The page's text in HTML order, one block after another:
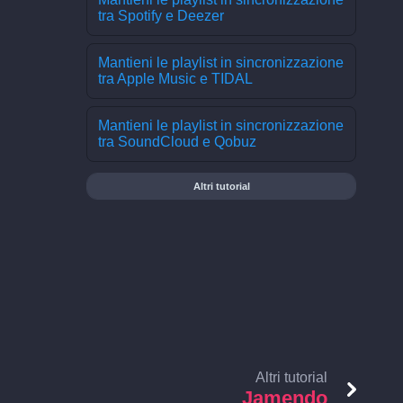
tra Spotify e Deezer
Mantieni le playlist in sincronizzazione
tra Apple Music e TIDAL
Mantieni le playlist in sincronizzazione
tra SoundCloud e Qobuz
Altri tutorial
Altri tutorial
Jamendo